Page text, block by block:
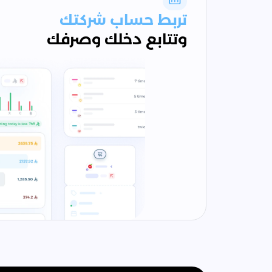
تربط حساب شركتك
وتتابع دخلك وصرفك